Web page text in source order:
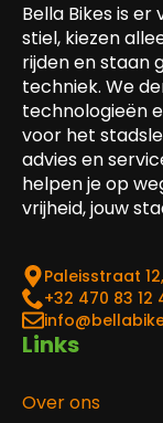
Bella Bikes is
stiel, kiezen
rijden en staan
techniek. We
technologieën
voor het
advies en
helpen je op
vrijheid, jouw
Paleisstraat
‎+32 470 83 12
Links
Over ons